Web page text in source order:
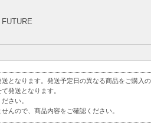
となります。発送予定日の異なる商品をご購入の
発送となります。
さい。
んので、商品内容をご確認ください。